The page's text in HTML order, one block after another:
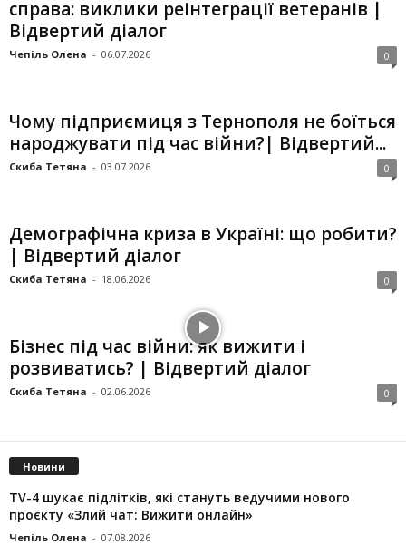
справа: виклики реінтеграції ветеранів |
Відвертий діалог
Чепіль Олена - 06.07.2026 0
Чому підприємиця з Тернополя не боїться
народжувати під час війни?| Відвертий...
Скиба Тетяна - 03.07.2026 0
Демографічна криза в Україні: що робити?
| Відвертий діалог
Скиба Тетяна - 18.06.2026 0
Бізнес під час війни: як вижити і
розвиватись? | Відвертий діалог
Скиба Тетяна - 02.06.2026 0
Новини
TV-4 шукає підлітків, які стануть ведучими нового
проєкту «Злий чат: Вижити онлайн»
Чепіль Олена - 07.08.2026